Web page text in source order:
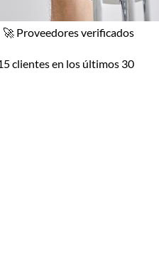
Proveedores verificados
clientes en los últimos 30